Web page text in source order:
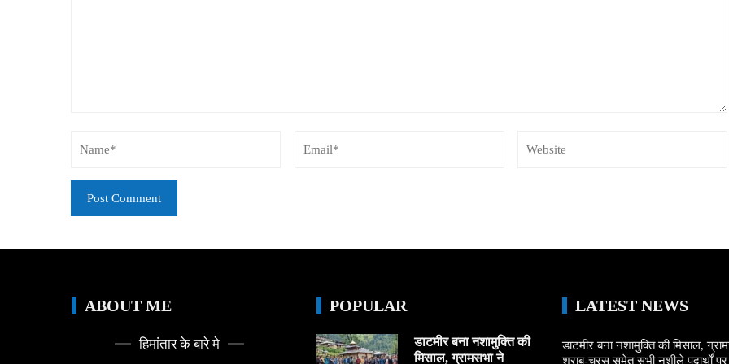
ABOUT ME
हिमांतार के बारे मे
POPULAR
डाटमीर बना नशामुक्ति की
मिसाल, ग्रामसभा ने
LATEST NEWS
डाटमीर बना नशामुक्ति की मिसाल,
शराब-चरस समेत सभी नशीले पदार्थों पर